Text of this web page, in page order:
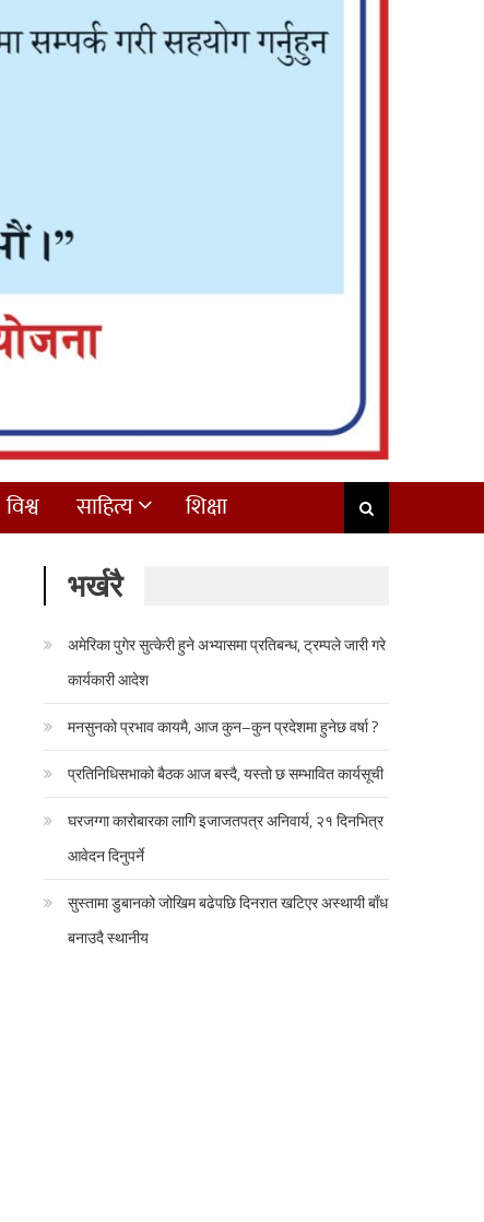
विश्व साहित्य शिक्षा
भर्खरै
अमेरिका पुगेर सुत्केरी हुने अभ्यासमा प्रतिबन्ध, ट्रम्पले जारी गरे
कार्यकारी आदेश
मनसुनको प्रभाव कायमै, आज कुन–कुन प्रदेशमा हुनेछ वर्षा ?
प्रतिनिधिसभाको बैठक आज बस्दै, यस्तो छ सम्भावित कार्यसूची
घरजग्गा कारोबारका लागि इजाजतपत्र अनिवार्य, २१ दिनभित्र
आवेदन दिनुपर्ने
सुस्तामा डुबानको जोखिम बढेपछि दिनरात खटिएर अस्थायी बाँध
बनाउदै स्थानीय